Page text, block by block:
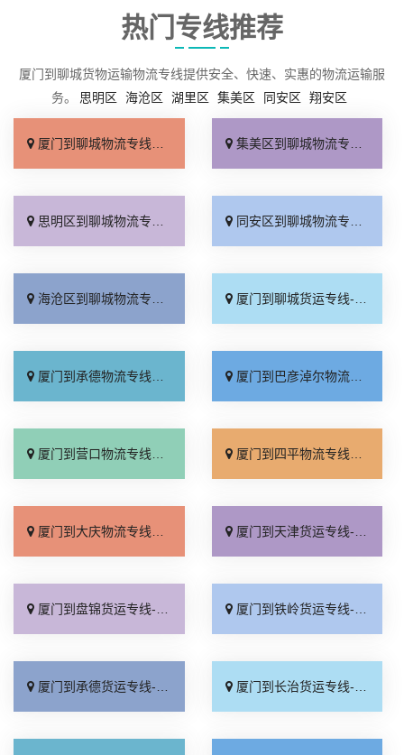
热门专线推荐
厦门到聊城货物运输物流专线提供安全、快速、实惠的物流运输服
务。 思明区 海沧区 湖里区 集美区 同安区 翔安区
厦门到聊城物流专线_运价查询「专线快运」 集美区到聊城物流专线_专线直达「全境配送」
思明区到聊城物流专线_高速快运「急你所需」 同安区到聊城物流专线_快速直达「市县派送」
海沧区到聊城物流专线_实时反馈「物流拼车」 厦门到聊城货运专线-厦门到聊城物流公司_专业靠谱「每日发车」
厦门到承德物流专线_专业调车「合理收费」 厦门到巴彦淖尔物流专线_市县派送「多久时间」
厦门到营口物流专线_运价实惠「市县派送」 厦门到四平物流专线_专业调车「要多少钱」
厦门到大庆物流专线_实时反馈「送货到门」 厦门到天津货运专线-厦门到天津物流公司_市县派送「多少一方」
厦门到盘锦货运专线-厦门到盘锦物流公司_几天到达「要几天到」 厦门到铁岭货运专线-厦门到铁岭物流公司_准时到货「需要几天」
厦门到承德货运专线-厦门到承德物流公司_运价行情「定点发车」 厦门到长治货运专线-厦门到长治物流公司_送货上门「实时反馈」